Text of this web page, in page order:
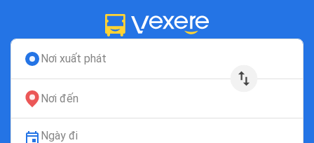
Nơi xuất phát
Nơi đến
Ngày đi